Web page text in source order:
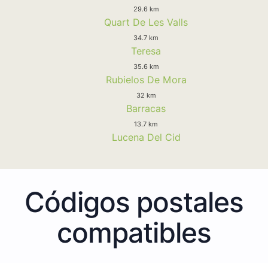
29.6 km
Quart De Les Valls
34.7 km
Teresa
35.6 km
Rubielos De Mora
32 km
Barracas
13.7 km
Lucena Del Cid
Códigos postales
compatibles